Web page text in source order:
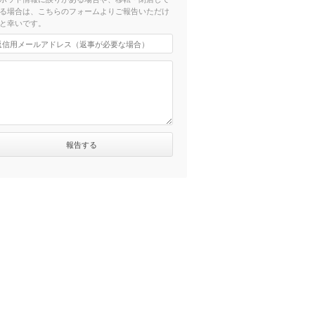
場合は、こちらのフォームよりご報告いただけ
幸いです。